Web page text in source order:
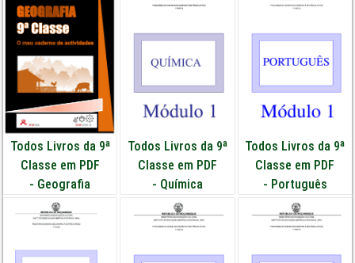
Todos Livros da 9ª
Classe em PDF
- Geografia
Todos Livros da 9ª
Classe em PDF
- Química
Todos Livros da 9ª
Classe em PDF
- Português